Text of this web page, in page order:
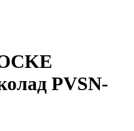
PVSN-